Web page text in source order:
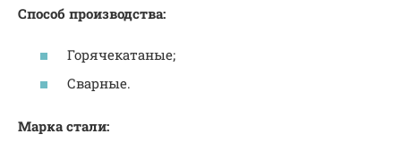
Способ производства:
Горячекатаные;
Сварные.
Марка стали: